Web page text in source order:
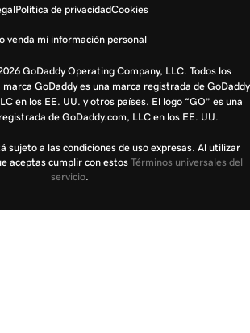
Política de privacidadCookies
venda mi información personal
GoDaddy Operating Company, LLC. Todos los
GoDaddy es una marca registrada de GoDaddy
en los EE. UU. y otros países. El logo “GO” es una
de GoDaddy.com, LLC en los EE. UU.
sujeto a las condiciones de uso expresas. Al utilizar
aceptas cumplir con estos Términos universales del
servicio.